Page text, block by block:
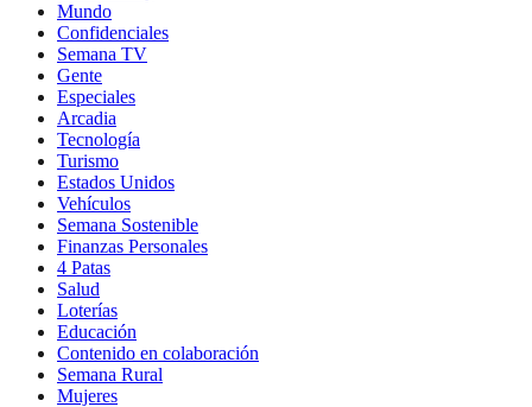
Mundo
Confidenciales
Semana TV
Gente
Especiales
Arcadia
Tecnología
Turismo
Estados Unidos
Vehículos
Semana Sostenible
Finanzas Personales
4 Patas
Salud
Loterías
Educación
Contenido en colaboración
Semana Rural
Mujeres